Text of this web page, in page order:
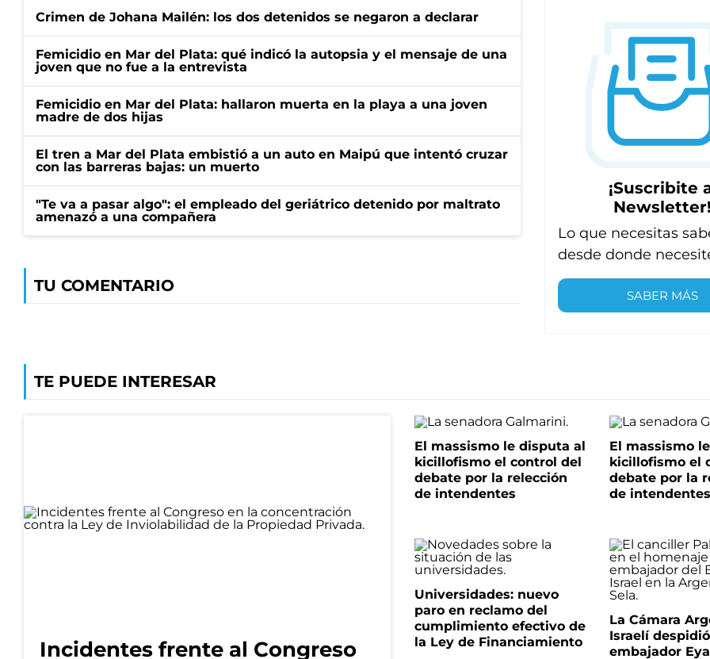
Crimen de Johana Mailén: los dos detenidos se negaron a declarar
Femicidio en Mar del Plata: qué indicó la autopsia y el mensaje de una
joven que no fue a la entrevista
Femicidio en Mar del Plata: hallaron muerta en la playa a una joven
madre de dos hijas
El tren a Mar del Plata embistió a un auto en Maipú que intentó cruzar
con las barreras bajas: un muerto
"Te va a pasar algo": el empleado del geriátrico detenido por maltrato
amenazó a una compañera
TU COMENTARIO
¡Suscribite
Lo que necesitas
desde donde
SABER MÁS
TE PUEDE INTERESAR
Incidentes frente al Congreso
El massismo le disputa al
kicillofismo el control del
debate por la relección
de intendentes
El massismo
kicillofismo el
debate por la
de
Universidades: nuevo
paro en reclamo del
cumplimiento efectivo de
la Ley de Financiamiento
La Cámara
Israelí
embajador